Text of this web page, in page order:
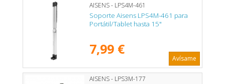
AISENS - LPS4M-461
Soporte Aisens LPS4M-461 para
Portátil/Tablet hasta 15"
7,99 €
Avísame
AISENS - LPS3M-177